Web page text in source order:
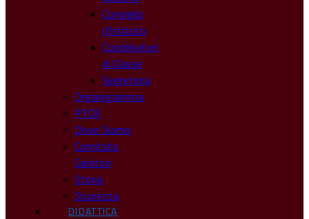
Consiglio
d’Istituto
Coordinatori
di Classe
Segreteria
Organigramma
PTOF
Dove Siamo
Comitato
Genitori
Storia
Sicurezza
DIDATTICA